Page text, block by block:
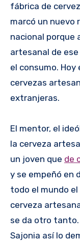
fábrica de
marcó un nuevo
nacional porque
artesanal de
el consumo. Hoy
cervezas
extranjeras.
El mentor, el
la cerveza
un joven que de
y se empeñó en
todo el mundo
cerveza
se da otro tanto.
Sajonia así lo